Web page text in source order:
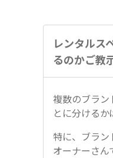
レンタルス
るのかご教
複数のブラ
とに分けるか
特に、ブラン
オーナーさん